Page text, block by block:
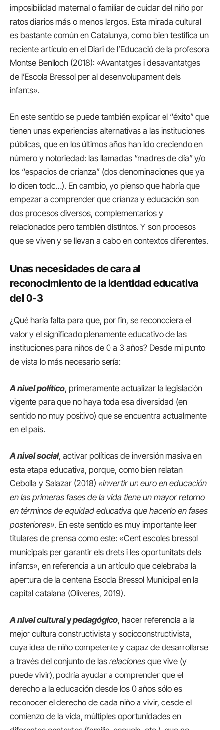
imposibilidad maternal o familiar de cuidar del niño por
ratos diarios más o menos largos. Esta mirada cultural
es bastante común en Catalunya, como bien testifica un
reciente artículo en el Diari de l’Educació de la profesora
Montse Benlloch (2018): «Avantatges i desavantatges
de l’Escola Bressol per al desenvolupament dels
infants».
En este sentido se puede también explicar el “éxito” que
tienen unas experiencias alternativas a las instituciones
públicas, que en los últimos años han ido creciendo en
número y notoriedad: las llamadas “madres de día” y/o
los “espacios de crianza” (dos denominaciones que ya
lo dicen todo…). En cambio, yo pienso que habría que
empezar a comprender que crianza y educación son
dos procesos diversos, complementarios y
relacionados pero también distintos. Y son procesos
que se viven y se llevan a cabo en contextos diferentes.
Unas necesidades de cara al
reconocimiento de la identidad educativa
del 0-3
¿Qué haría falta para que, por fin, se reconociera el
valor y el significado plenamente educativo de las
instituciones para niños de 0 a 3 años? Desde mi punto
de vista lo más necesario sería:
A nivel político, primeramente actualizar la legislación
vigente para que no haya toda esa diversidad (en
sentido no muy positivo) que se encuentra actualmente
en el país.
A nivel social, activar políticas de inversión masiva en
esta etapa educativa, porque, como bien relatan
Cebolla y Salazar (2018) «invertir un euro en educación
en las primeras fases de la vida tiene un mayor retorno
en términos de equidad educativa que hacerlo en fases
posteriores». En este sentido es muy importante leer
titulares de prensa como este: «Cent escoles bressol
municipals per garantir els drets i les oportunitats dels
infants», en referencia a un artículo que celebraba la
apertura de la centena Escola Bressol Municipal en la
capital catalana (Oliveres, 2019).
A nivel culturalypedagógico, hacer referencia a la
mejor cultura constructivista y socioconstructivista,
cuya idea de niño competente y capaz de desarrollarse
a través del conjunto de las relaciones que vive (y
puede vivir), podría ayudar a comprender que el
derecho a la educación desde los 0 años sólo es
reconocer el derecho de cada niño a vivir, desde el
comienzo de la vida, múltiples oportunidades en